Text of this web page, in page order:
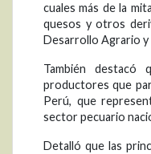
cuales más de la
quesos y otros
Desarrollo Agrario y
También
productores que
Perú, que
sector pecuario
Detalló que las